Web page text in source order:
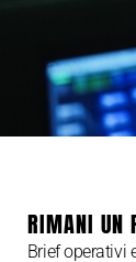
RIMANI UN
Brief operativi